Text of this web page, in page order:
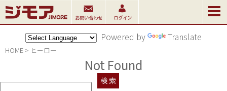
Powered by Translate
HOME > ヒーロー
Not Found